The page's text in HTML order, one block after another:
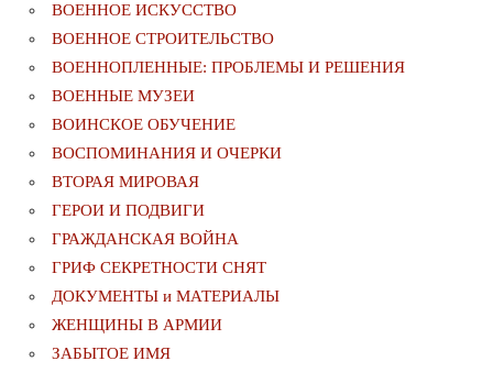
ВОЕННОЕ ИСКУССТВО
ВОЕННОЕ СТРОИТЕЛЬСТВО
ВОЕННОПЛЕННЫЕ: ПРОБЛЕМЫ И РЕШЕНИЯ
ВОЕННЫЕ МУЗЕИ
ВОИНСКОЕ ОБУЧЕНИЕ
ВОСПОМИНАНИЯ И ОЧЕРКИ
ВТОРАЯ МИРОВАЯ
ГЕРОИ И ПОДВИГИ
ГРАЖДАНСКАЯ ВОЙНА
ГРИФ СЕКРЕТНОСТИ СНЯТ
ДОКУМЕНТЫ и МАТЕРИАЛЫ
ЖЕНЩИНЫ В АРМИИ
ЗАБЫТОЕ ИМЯ